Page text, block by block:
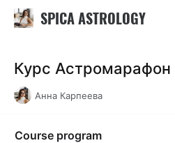
SPICA ASTROLOGY
Курс Астромарафон
Анна Карпеева
Course program